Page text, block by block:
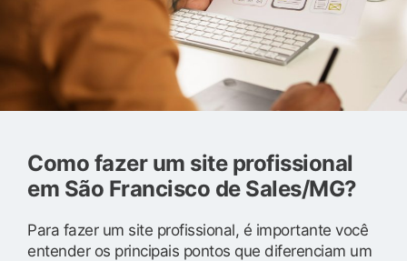
Como fazer um site profissional
em São Francisco de Sales/MG?
Para fazer um site profissional, é importante você
entender os principais pontos que diferenciam um